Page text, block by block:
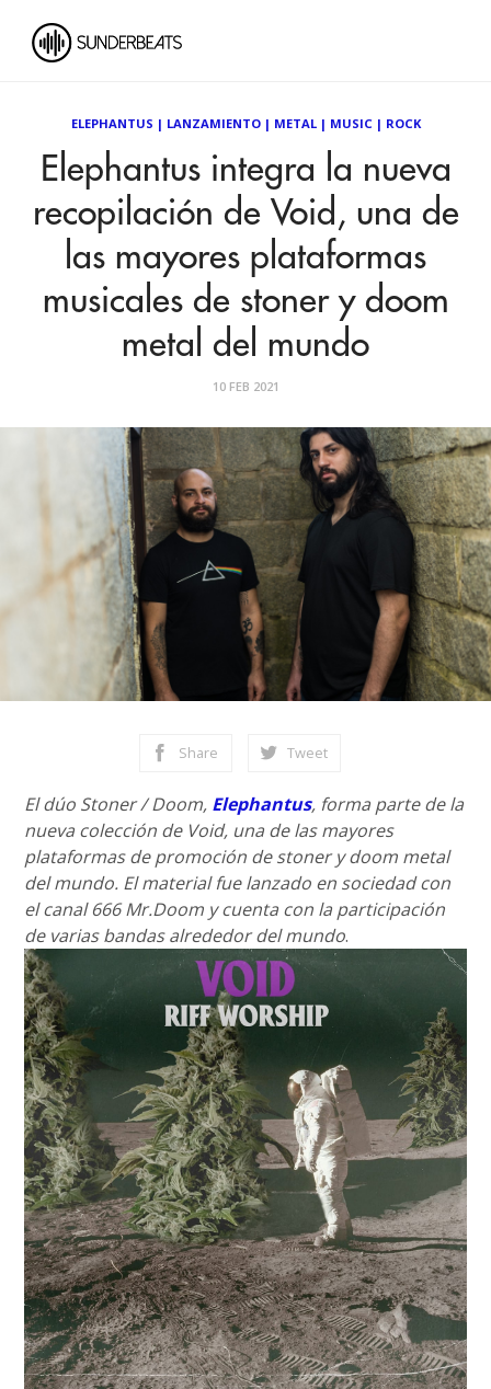
ELEPHANTUS | LANZAMIENTO| METAL| MUSIC| ROCK
Elephantus integra la nueva
recopilación de Void, una de
las mayores plataformas
musicales de stoner y doom
metal del mundo
10 FEB 2021
Share Tweet
El dúo Stoner / Doom, Elephantus, forma parte de la
nueva colección de Void, una de las mayores
plataformas de promoción de stoner y doom metal
del mundo. El material fue lanzado en sociedad con
el canal 666 Mr.Doom y cuenta con la participación
de varias bandas alrededor del mundo.